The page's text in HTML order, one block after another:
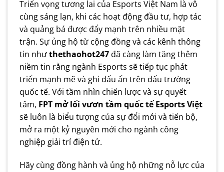
Triển vọng tương lai của Esports Việt Nam là vô
cùng sáng lạn, khi các hoạt động đầu tư, hợp tác
và quảng bá được đẩy mạnh trên nhiều mặt
trận. Sự ủng hộ từ cộng đồng và các kênh thông
tin nhưthethaohot247đã càng làm tăng thêm
niềm tin rằng ngành Esports sẽ tiếp tục phát
triển mạnh mẽ và ghi dấu ấn trên đấu trường
quốc tế. Với tầm nhìn chiến lược và sự quyết
tâm, FPT mở lối vươn tầm quốc tế Esports Việt
sẽ luôn là biểu tượng của sự đổi mới và tiến bộ,
mở ra một kỷ nguyên mới cho ngành công
nghiệp giải trí điện tử.
Hãy cùng đồng hành và ủng hộ những nỗ lực của